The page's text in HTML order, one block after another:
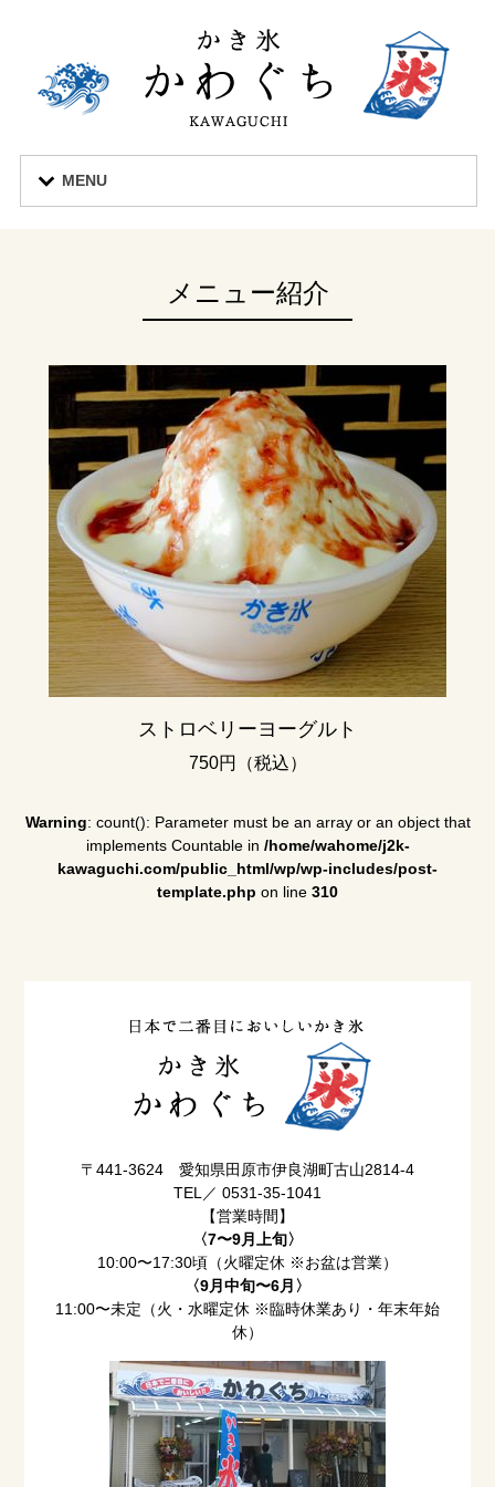
MENU
メニュー紹介
ストロベリーヨーグルト
750円（税込）
Warning: count(): Parameter must be an array or an object that
implements Countable in /home/wahome/j2k-
kawaguchi.com/public_html/wp/wp-includes/post-
template.php on line 310
〒441-3624 愛知県田原市伊良湖町古山2814-4
TEL／ 0531-35-1041
【営業時間】
〈7〜9月上旬〉
10:00〜17:30頃（火曜定休 ※お盆は営業）
〈9月中旬〜6月〉
11:00〜未定（火・水曜定休 ※臨時休業あり・年末年始
休）